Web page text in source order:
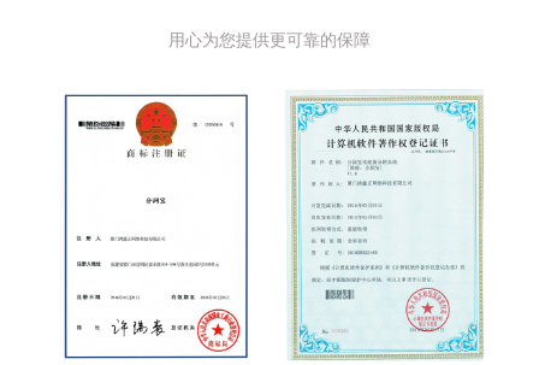
用心为您提供更可靠的保障